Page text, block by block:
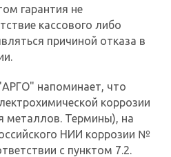
гарантия не
кассового либо
причиной отказа в
напоминает, что
коррозии
металлов. Термины), на
НИИ коррозии №
с пунктом 7.2.